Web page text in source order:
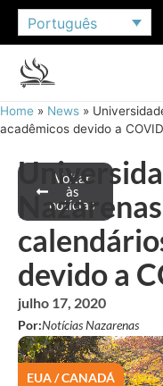
Português
Home » News »
acadêmicos devido a
Voltar
às
notícias
devido a
julho 17, 2020
Por:Notícias Nazarenas
EUA / CANADÁ